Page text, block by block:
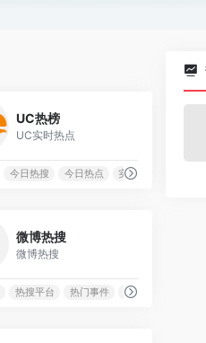
UC热榜
UC实时热点
今日热搜 今日热点 实时热点
微博热搜
微博热搜
热搜平台 热门事件 热门话题